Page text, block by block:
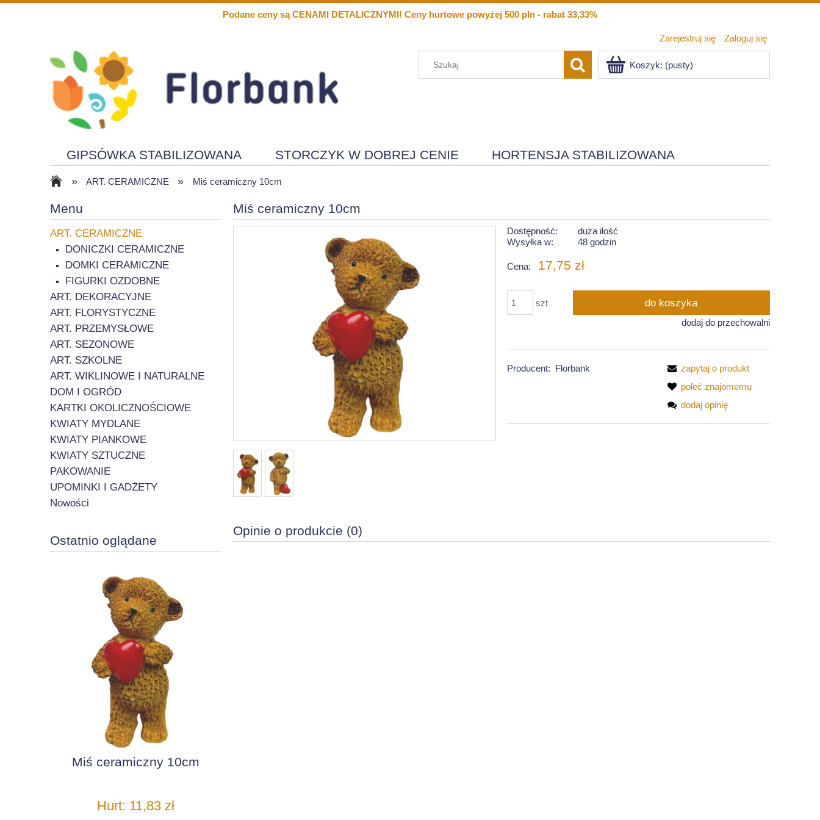
Podane ceny są CENAMI DETALICZNYMI! Ceny hurtowe powyżej 500 pln - rabat 33,33%
Zarejestruj się Zaloguj się
Koszyk: (pusty)
GIPSÓWKA STABILIZOWANA STORCZYK W DOBREJ CENIE HORTENSJA STABILIZOWANA
KWIATY PIANKOWE SOLARY
» ART. CERAMICZNE » Miś ceramiczny 10cm
Menu
ART. CERAMICZNE
DONICZKI CERAMICZNE
DOMKI CERAMICZNE
FIGURKI OZDOBNE
ART. DEKORACYJNE
ART. FLORYSTYCZNE
ART. PRZEMYSŁOWE
ART. SEZONOWE
ART. SZKOLNE
ART. WIKLINOWE I NATURALNE
DOM I OGRÓD
KARTKI OKOLICZNOŚCIOWE
KWIATY MYDLANE
KWIATY PIANKOWE
KWIATY SZTUCZNE
PAKOWANIE
UPOMINKI I GADŻETY
Nowości
Ostatnio oglądane
Miś ceramiczny 10cm
Hurt: 11,83 zł
Miś ceramiczny 10cm
Dostępność:
duża ilość
Wysyłka w:
48 godzin
Cena: 17,75 zł
szt do koszyka
dodaj do przechowalni
Producent: Florbank
zapytaj o produkt
poleć znajomemu
dodaj opinię
Opinie o produkcie (0)